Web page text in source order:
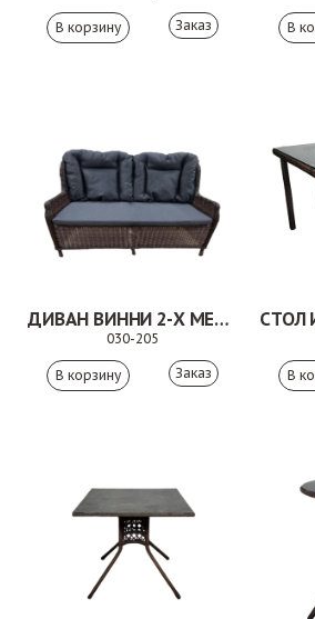
Заказ
ДИВАН ВИННИ 2-Х МЕСТНЫЙ КОРИЧНЕВЫЙ
030-205
Заказ